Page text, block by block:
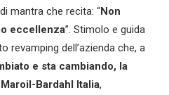
mantra che recita: “Non
eccellenza”. Stimolo e guida
revamping dell’azienda che, a
e sta cambiando, la
Bardahl Italia,